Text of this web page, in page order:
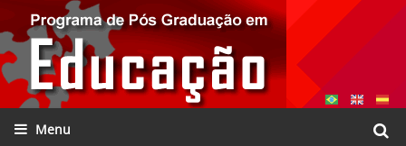
Busca
Toggle navigation